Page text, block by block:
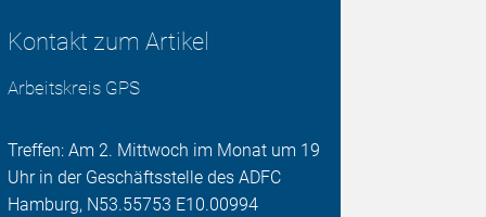
Kontakt zum Artikel
Arbeitskreis GPS
Treffen: Am 2. Mittwoch im Monat um 19
Uhr in der Geschäftsstelle des ADFC
Hamburg, N53.55753 E10.00994